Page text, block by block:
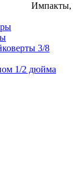
Импакты,
3/8
1/2 дюйма